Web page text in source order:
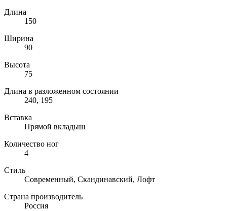
Длина
150
Ширина
90
Высота
75
Длина в разложенном состоянии
240, 195
Вставка
Прямой вкладыш
Количество ног
4
Стиль
Современный, Скандинавский, Лофт
Страна производитель
Россия